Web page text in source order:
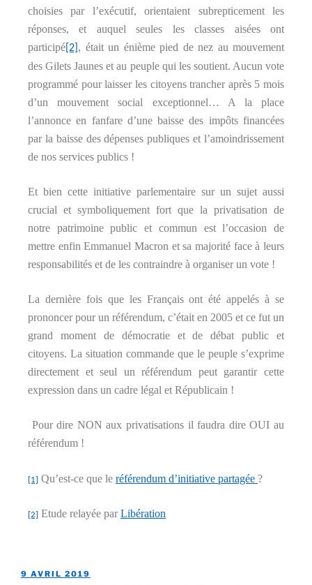
choisies par l’exécutif, orientaient subrepticement les
réponses, et auquel seules les classes aisées ont
participé [2] , était un énième pied de nez au mouvement
des Gilets Jaunes et au peuple qui les soutient. Aucun vote
programmé pour laisser les citoyens trancher après 5 mois
d’un mouvement social exceptionnel… A la place
l’annonce en fanfare d’une baisse des impôts financées
par la baisse des dépenses publiques et l’amoindrissement
de nos services publics !
Et bien cette initiative parlementaire sur un sujet aussi
crucial et symboliquement fort que la privatisation de
notre patrimoine public et commun est l’occasion de
mettre enfin Emmanuel Macron et sa majorité face à leurs
responsabilités et de les contraindre à organiser un vote !
La dernière fois que les Français ont été appelés à se
prononcer pour un référendum, c’était en 2005 et ce fut un
grand moment de démocratie et de débat public et
citoyens. La situation commande que le peuple s’exprime
directement et seul un référendum peut garantir cette
expression dans un cadre légal et Républicain !
Pour dire NON aux privatisations il faudra dire OUI au
référendum !
[1] Qu’est-ce que le référendum d’initiative partagée ?
[2] Etude relayée parLibération
9 AVRIL 2019